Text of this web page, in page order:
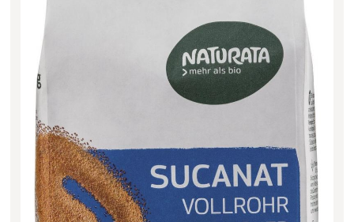
Detail
Detail
Detail
Wildkraut
KATEGORIE
Filter zurücksetzen